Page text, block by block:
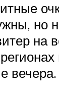
но
на
вечера.